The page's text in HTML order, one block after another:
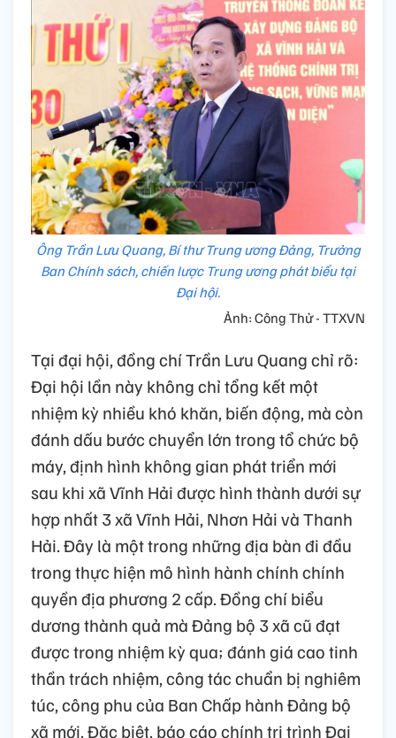
Ông Trần Lưu Quang, Bí thư Trung ương Đảng, Trưởng
Ban Chính sách, chiến lược Trung ương phát biểu tại
Đại hội.
Ảnh: Công Thử - TTXVN
Tại đại hội, đồng chí Trần Lưu Quang chỉ rõ:
Đại hội lần này không chỉ tổng kết một
nhiệm kỳ nhiều khó khăn, biến động, mà còn
đánh dấu bước chuyển lớn trong tổ chức bộ
máy, định hình không gian phát triển mới
sau khi xã Vĩnh Hải được hình thành dưới sự
hợp nhất 3 xã Vĩnh Hải, Nhơn Hải và Thanh
Hải. Đây là một trong những địa bàn đi đầu
trong thực hiện mô hình hành chính chính
quyền địa phương 2 cấp. Đồng chí biểu
dương thành quả mà Đảng bộ 3 xã cũ đạt
được trong nhiệm kỳ qua; đánh giá cao tinh
thần trách nhiệm, công tác chuẩn bị nghiêm
túc, công phu của Ban Chấp hành Đảng bộ
xã mới. Đặc biệt, báo cáo chính trị trình Đại